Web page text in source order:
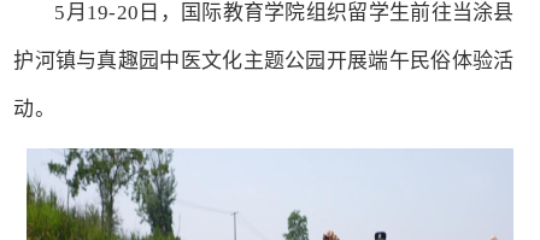
5月19-20日，国际教育学院组织留学生前往当涂县
护河镇与真趣园中医文化主题公园开展端午民俗体验活
动。